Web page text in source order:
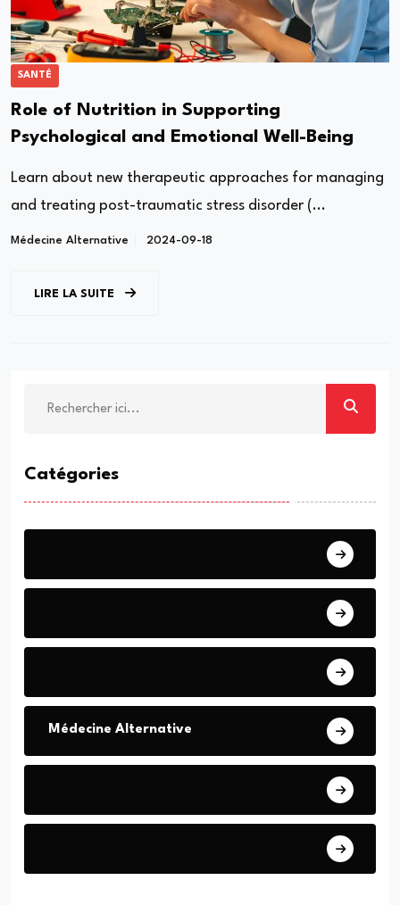
SANTÉ
Role of Nutrition in Supporting
Psychological and Emotional Well-Being
Learn about new therapeutic approaches for managing
and treating post-traumatic stress disorder (...
Médecine Alternative 2024-09-18
LIRE LA SUITE
Catégories
Médecine Alternative